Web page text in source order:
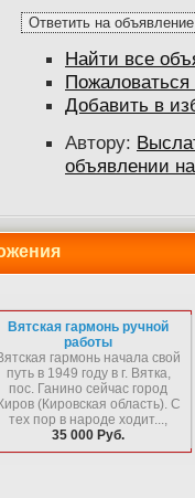
Найти все
Добавить в
Автору:
объявлении
Вятская гармонь ручной
работы
гармонь начала свой
путь в 1949 году в г. Вятка,
пос. Ганино сейчас город
Киров (Кировская область). С
тех пор в народе ходит...,
35 000 Руб.